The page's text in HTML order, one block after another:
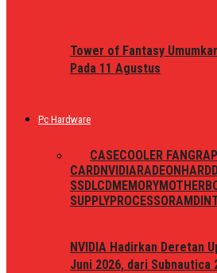
Tower of Fantasy
Pada 11 Agustus
Pc Hardware
CASECOOLER FAN
CARDNVIDIARADEON
SSDLCDMEMORY
SUPPLYPROCESSORAMD
NVIDIA Hadirkan Deretan
Juni 2026, dari